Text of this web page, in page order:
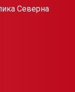
Северна